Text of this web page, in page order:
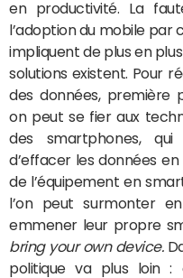
en productivité. La
l’adoption du mobile par
impliquent de plus en
solutions existent. Pour
des données, première
on peut se fier aux
des smartphones,
d’effacer les données
de l’équipement en
l’on peut surmonter
emmener leur propre
bring your own device.
politique va plus loin :